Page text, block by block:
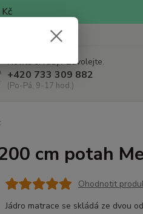
Nevíte si rady? Zavolejte.
+420 733 309 882
(Po-Pá, 9-17 hod.)
cm potah
Ohodnotit
Jádro matrace se skládá ze dvou